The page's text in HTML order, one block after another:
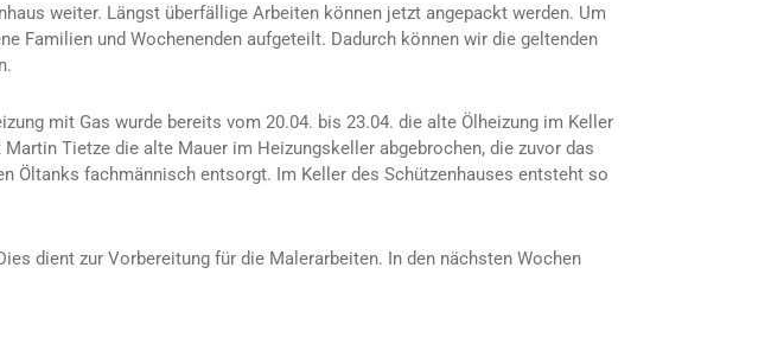
weiter. Längst überfällige Arbeiten können jetzt angepackt werden. Um
Familien und Wochenenden aufgeteilt. Dadurch können wir die geltenden
mit Gas wurde bereits vom 20.04. bis 23.04. die alte Ölheizung im Keller
Tietze die alte Mauer im Heizungskeller abgebrochen, die zuvor das
Öltanks fachmännisch entsorgt. Im Keller des Schützenhauses entsteht so
dient zur Vorbereitung für die Malerarbeiten. In den nächsten Wochen